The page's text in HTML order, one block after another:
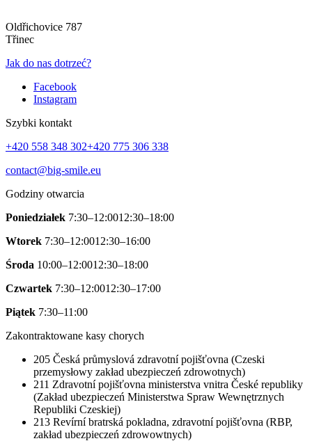
Oldřichovice 787
Třinec
Jak do nas dotrzeć?
Facebook
Instagram
Szybki kontakt
+420 558 348 302+420 775 306 338
contact@big-smile.eu
Godziny otwarcia
Poniedziałek 7:30–12:0012:30–18:00
Wtorek 7:30–12:0012:30–16:00
Środa 10:00–12:0012:30–18:00
Czwartek 7:30–12:0012:30–17:00
Piątek 7:30–11:00
Zakontraktowane kasy chorych
205 Česká průmyslová zdravotní pojišťovna (Czeski
przemysłowy zakład ubezpieczeń zdrowotnych)
211 Zdravotní pojišťovna ministerstva vnitra České republiky
(Zakład ubezpieczeń Ministerstwa Spraw Wewnętrznych
Republiki Czeskiej)
213 Revírní bratrská pokladna, zdravotní pojišťovna (RBP,
zakład ubezpieczeń zdrowowtnych)